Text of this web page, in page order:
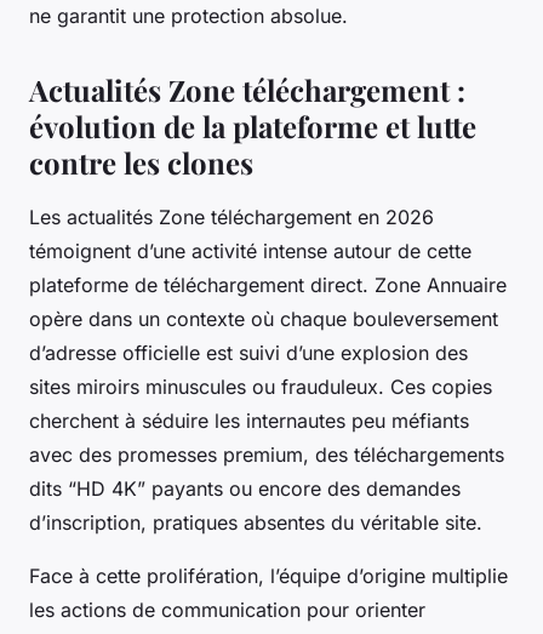
ne garantit une protection absolue.
Actualités Zone téléchargement :
évolution de la plateforme et lutte
contre les clones
Les actualités Zone téléchargement en 2026
témoignent d’une activité intense autour de cette
plateforme de téléchargement direct. Zone Annuaire
opère dans un contexte où chaque bouleversement
d’adresse officielle est suivi d’une explosion des
sites miroirs minuscules ou frauduleux. Ces copies
cherchent à séduire les internautes peu méfiants
avec des promesses premium, des téléchargements
dits “HD 4K” payants ou encore des demandes
d’inscription, pratiques absentes du véritable site.
Face à cette prolifération, l’équipe d’origine multiplie
les actions de communication pour orienter